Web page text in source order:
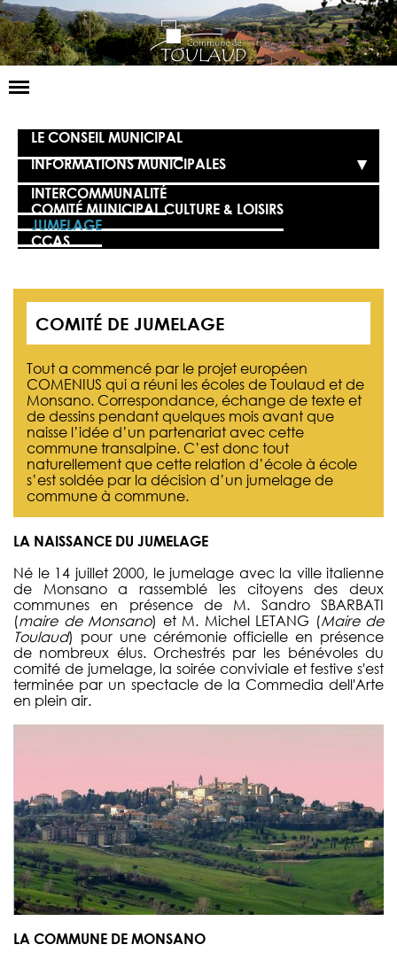
Basculer
LA MAIRIE
NOS SERVICES
LA VIE LOCALE
VOS DÉMARCHES
LE CONSEIL MUNICIPAL
INFORMATIONS MUNICIPALES
INTERCOMMUNALITÉ
COMITÉ MUNICIPAL CULTURE & LOISIRS
JUMELAGE
CCAS
COMITÉ DE JUMELAGE
Tout a commencé par le projet européen
COMENIUS qui a réuni les écoles de Toulaud et de
Monsano. Correspondance, échange de texte et
de dessins pendant quelques mois avant que
naisse l’idée d’un partenariat avec cette
commune transalpine. C’est donc tout
naturellement que cette relation d’école à école
s’est soldée par la décision d’un jumelage de
commune à commune.
LA NAISSANCE DU JUMELAGE
Né le 14 juillet 2000, le jumelage avec la ville italienne
de Monsano a rassemblé les citoyens des deux
communes en présence de M. Sandro SBARBATI
(maire de Monsano) et M. Michel LETANG (Maire de
Toulaud) pour une cérémonie officielle en présence
de nombreux élus. Orchestrés par les bénévoles du
comité de jumelage, la soirée conviviale et festive s'est
terminée par un spectacle de la Commedia dell'Arte
en plein air.
LA COMMUNE DE MONSANO